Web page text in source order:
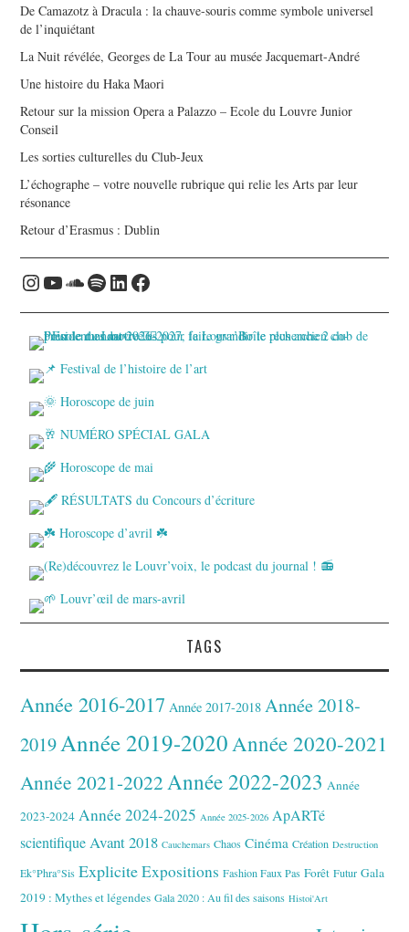
De Camazotz à Dracula : la chauve-souris comme symbole universel
de l’inquiétant
La Nuit révélée, Georges de La Tour au musée Jacquemart-André
Une histoire du Haka Maori
Retour sur la mission Opera a Palazzo – Ecole du Louvre Junior
Conseil
Les sorties culturelles du Club-Jeux
L’échographe – votre nouvelle rubrique qui relie les Arts par leur
résonance
Retour d’Erasmus : Dublin
Instagram
YouTube
Soundcloud
Spotify
LinkedIn
Facebook
TAGS
Année 2016-2017 Année 2017-2018 Année 2018-
2019Année 2019-2020 Année 2020-2021
Année 2021-2022Année 2022-2023 Année
2023-2024 Année 2024-2025 Année 2025-2026 ApARTé
scientifique Avant 2018 Cauchemars Chaos Cinéma Création Destruction
Ek°Phra°Sis ExpliciteExpositions Fashion Faux Pas Forêt Futur Gala
2019 : Mythes et légendes Gala 2020 : Au fil des saisons Histoi'Art